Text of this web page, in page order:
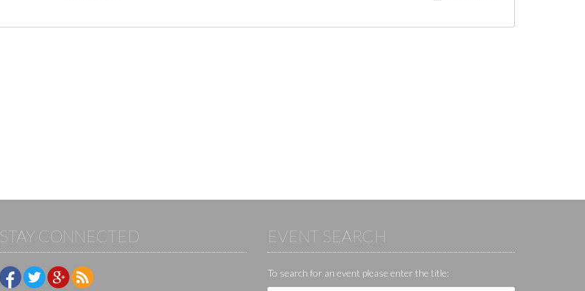
STAY CONNECTED EVENT SEARCH
To search for an event please enter the title: